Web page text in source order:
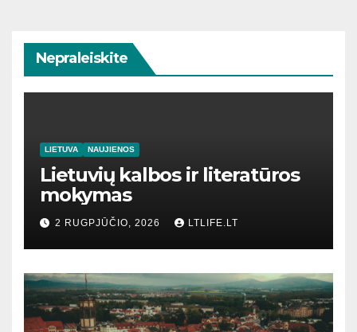
Nepraleiskite
LIETUVA NAUJIENOS
Lietuvių kalbos ir literatūros
mokymas
2 RUGPJŪČIO, 2026 LTLIFE.LT